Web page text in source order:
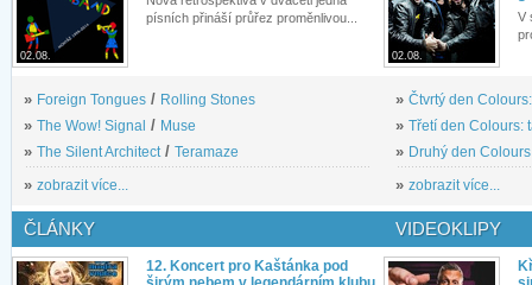
02.08.
písních přináší průřez proměnlivou...
» Foreign Tongues / Rolling Stones
» The Wow! Signal / Muse
» The Silent Architect/ Teramaze
» zobrazit více...
02.08.
V
» Čtvrtý den
» Třetí den Colours:
» Druhý den
» zobrazit více...
ČLÁNKY
12. Koncert pro Kaštánka pod
VIDEOKLIPY